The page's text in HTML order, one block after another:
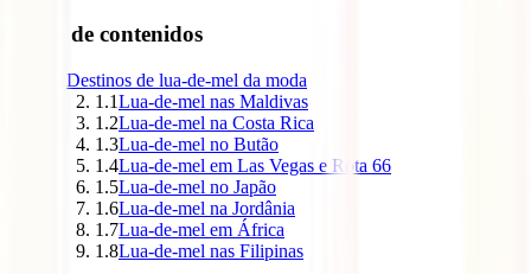
Tabla de contenidos
Destinos de lua-de-mel da moda
1.1Lua-de-mel nas Maldivas
1.2Lua-de-mel na Costa Rica
1.3Lua-de-mel no Butão
1.4Lua-de-mel em Las Vegas e Rota 66
1.5Lua-de-mel no Japão
1.6Lua-de-mel na Jordânia
1.7Lua-de-mel em África
1.8Lua-de-mel nas Filipinas